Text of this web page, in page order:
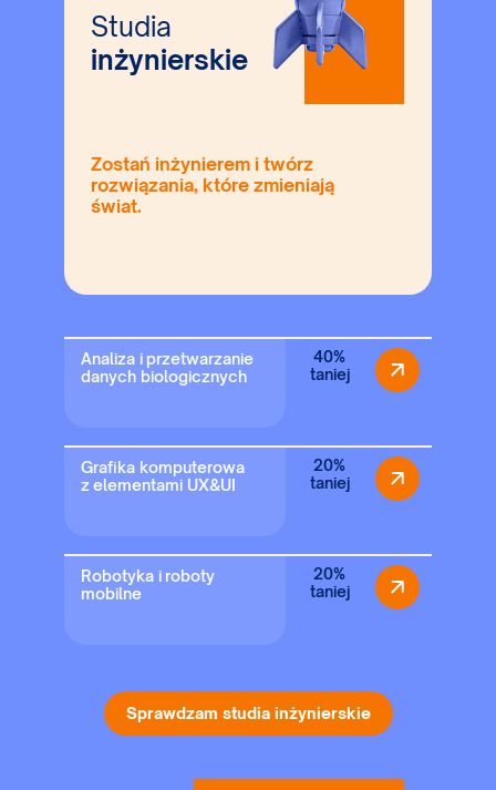
Analiza i przetwarzanie
danych biologicznych
40%
taniej
Grafika komputerowa
z elementami UX&UI
20%
taniej
Robotyka i roboty
mobilne
20%
taniej
Sprawdzam studia inżynierskie
Studia
inżynierskie
Zostań inżynierem i twórz
rozwiązania, które zmieniają
świat.